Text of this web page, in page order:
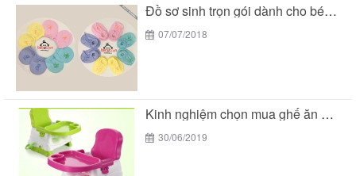
Đồ sơ sinh trọn gói dành cho bé yêu...
07/07/2018
Kinh nghiệm chọn mua ghế ăn dặm cho bé
30/06/2019